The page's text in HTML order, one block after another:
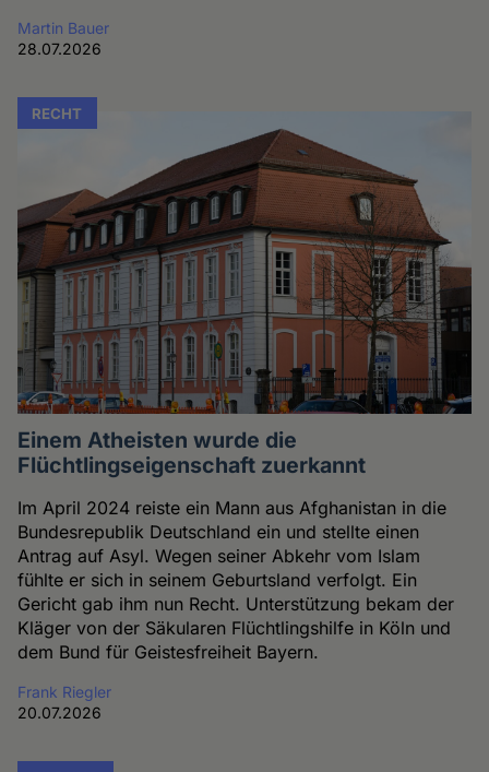
Martin Bauer
28.07.2026
RECHT
Einem Atheisten wurde die
Flüchtlingseigenschaft zuerkannt
Im April 2024 reiste ein Mann aus Afghanistan in die
Bundesrepublik Deutschland ein und stellte einen
Antrag auf Asyl. Wegen seiner Abkehr vom Islam
fühlte er sich in seinem Geburtsland verfolgt. Ein
Gericht gab ihm nun Recht. Unterstützung bekam der
Kläger von der Säkularen Flüchtlingshilfe in Köln und
dem Bund für Geistesfreiheit Bayern.
Frank Riegler
20.07.2026